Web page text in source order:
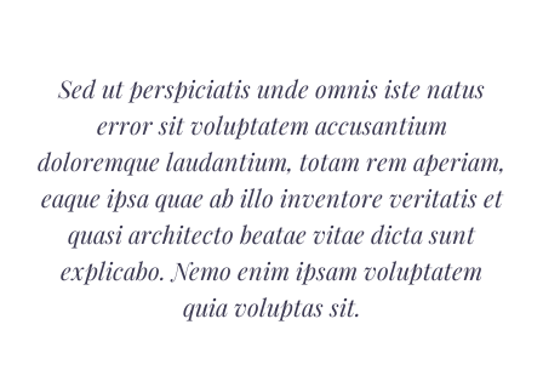
Sed ut perspiciatis unde omnis iste natus
error sit voluptatem accusantium
doloremque laudantium, totam rem aperiam,
eaque ipsa quae ab illo inventore veritatis et
quasi architecto beatae vitae dicta sunt
explicabo. Nemo enim ipsam voluptatem
quia voluptas sit.